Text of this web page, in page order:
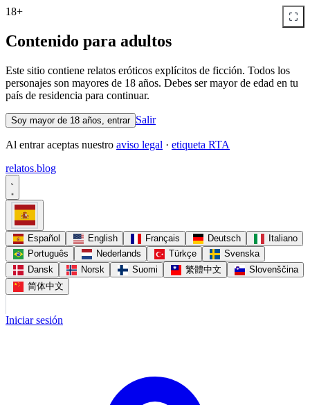
18+
Contenido para adultos
Este sitio contiene relatos eróticos explícitos de ficción. Todos los
personajes son mayores de 18 años. Debes ser mayor de edad en tu
país de residencia para continuar.
Soy mayor de 18 años, entrar Salir
Al entrar aceptas nuestro aviso legal · etiqueta RTA
relatos.blog
Español English Français Deutsch
Italiano
Português
Nederlands Türkçe
Svenska
Dansk
Norsk Suomi 繁體中文
Slovenščina
简体中文
Iniciar sesión